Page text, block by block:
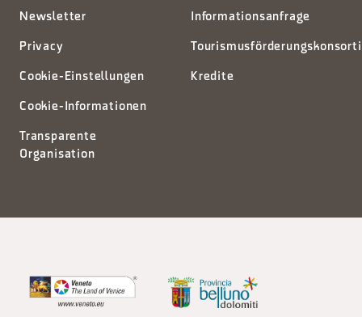
Newsletter
Privacy
Cookie-Einstellungen
Cookie-Informationen
Transparente
Organisation
Informationsanfrage
Kredite